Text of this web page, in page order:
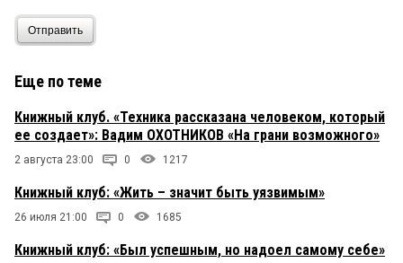
Отправить
Еще по теме
Книжный клуб. «Техника рассказана человеком, который
ее создает»: Вадим ОХОТНИКОВ «На грани возможного»
2 августа 23:00 0 1217
Книжный клуб: «Жить – значит быть уязвимым»
26 июля 21:00 0 1685
Книжный клуб: «Был успешным, но надоел самому себе»